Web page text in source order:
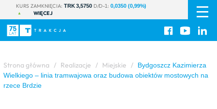
KURS ZAMKNIĘCIA: TRK 3,5750 D/D-1: 0,0350 (0,99%)
WIĘCEJ
PL
EN
Strona główna / Realizacje / Miejskie /
Bydgoszcz Kazimierza
Wielkiego – linia tramwajowa oraz budowa obiektów mostowych na
rzece Brdzie